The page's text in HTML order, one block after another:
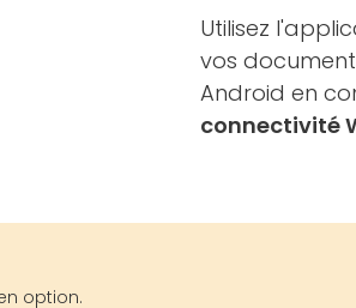
Utilisez
vos
Android en
connectivité
option.